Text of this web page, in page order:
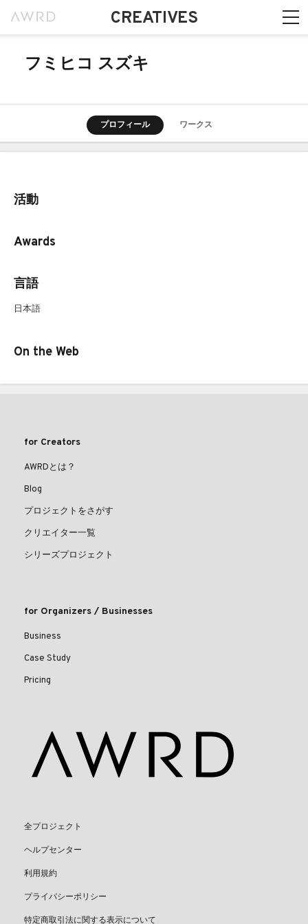
CREATIVES
フミヒコ スズキ
プロフィール ワークス
活動
Awards
言語
日本語
On the Web
for Creators
AWRDとは？
Blog
プロジェクトをさがす
クリエイター一覧
シリーズプロジェクト
for Organizers / Businesses
Business
Case Study
Pricing
全プロジェクト
ヘルプセンター
利用規約
プライバシーポリシー
特定商取引法に関する表示について